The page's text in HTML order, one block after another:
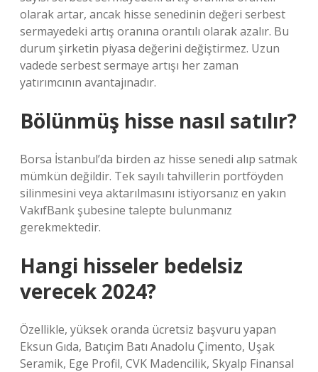
olarak artar, ancak hisse senedinin değeri serbest
sermayedeki artış oranına orantılı olarak azalır. Bu
durum şirketin piyasa değerini değiştirmez. Uzun
vadede serbest sermaye artışı her zaman
yatırımcının avantajınadır.
Bölünmüş hisse nasıl satılır?
Borsa İstanbul’da birden az hisse senedi alıp satmak
mümkün değildir. Tek sayılı tahvillerin portföyden
silinmesini veya aktarılmasını istiyorsanız en yakın
VakıfBank şubesine talepte bulunmanız
gerekmektedir.
Hangi hisseler bedelsiz
verecek 2024?
Özellikle, yüksek oranda ücretsiz başvuru yapan
Eksun Gıda, Batıçim Batı Anadolu Çimento, Uşak
Seramik, Ege Profil, CVK Madencilik, Skyalp Finansal